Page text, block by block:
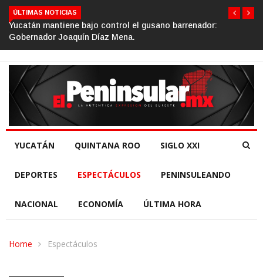
ÚLTIMAS NOTICIAS
Gino Segura impulsa el turismo comunitario desde el
de la República.
YUCATÁN QUINTANA ROO SIGLO XXI
DEPORTES ESPECTÁCULOS PENINSULEANDO
NACIONAL ECONOMÍA ÚLTIMA HORA
Home Espectáculos